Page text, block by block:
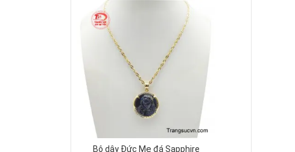
Bộ dây Đức Mẹ đá Sapphire